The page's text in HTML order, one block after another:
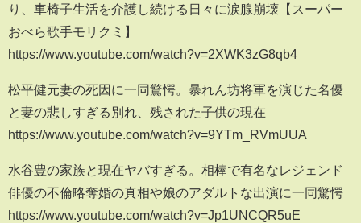
り、車椅子生活を介護し続ける日々に涙腺崩壊【スーパー
おべら歌手モリクミ】
https://www.youtube.com/watch?v=2XWK3zG8qb4
松平健元妻の死因に一同驚愕。暴れん坊将軍を演じた名優
と妻の悲しすぎる別れ、残された子供の現在
https://www.youtube.com/watch?v=9YTm_RVmUUA
水谷豊の家族と現在ヤバすぎる。相棒で有名なレジェンド
俳優の不倫略奪婚の真相や娘のアダルトな出演に一同驚愕
https://www.youtube.com/watch?v=Jp1UNCQR5uE